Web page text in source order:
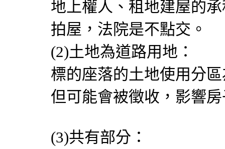
地上權人、租地建屋的
拍屋，法院是不點交。
(2)土地為道路用地：
標的座落的土地使用分
但可能會被徵收，影響
(3)共有部分：